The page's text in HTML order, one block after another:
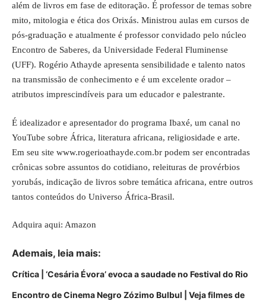
além de livros em fase de editoração. É professor de temas sobre
mito, mitologia e ética dos Orixás. Ministrou aulas em cursos de
pós-graduação e atualmente é professor convidado pelo núcleo
Encontro de Saberes, da Universidade Federal Fluminense
(UFF). Rogério Athayde apresenta sensibilidade e talento natos
na transmissão de conhecimento e é um excelente orador –
atributos imprescindíveis para um educador e palestrante.
É idealizador e apresentador do programa Ibaxé, um canal no
YouTube sobre África, literatura africana, religiosidade e arte.
Em seu site www.rogerioathayde.com.br podem ser encontradas
crônicas sobre assuntos do cotidiano, releituras de provérbios
yorubás, indicação de livros sobre temática africana, entre outros
tantos conteúdos do Universo África-Brasil.
Adquira aqui: Amazon
Ademais, leia mais:
Crítica | ‘Cesária Évora’ evoca a saudade no Festival do Rio
Encontro de Cinema Negro Zózimo Bulbul | Veja filmes de